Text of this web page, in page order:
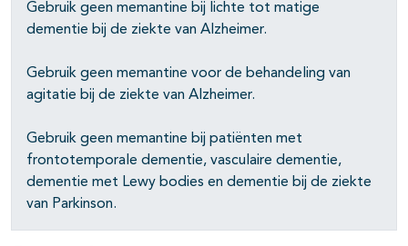
Gebruik geen memantine bij lichte tot matige
dementie bij de ziekte van Alzheimer.
Gebruik geen memantine voor de behandeling van
agitatie bij de ziekte van Alzheimer.
Gebruik geen memantine bij patiënten met
frontotemporale dementie, vasculaire dementie,
dementie met Lewy bodies en dementie bij de ziekte
van Parkinson.